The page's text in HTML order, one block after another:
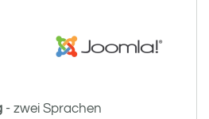
- zwei Sprachen